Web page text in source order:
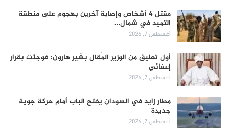
مقتل 4 أشخاص وإصابة آخرين بهجوم على منطقة
التميد في شمال…
أغسطس 7, 2026
أول تعليق من الوزير المُقال بشير هارون: فوجئت بقرار
إعفائي
أغسطس 7, 2026
مطار زايد في السودان يفتح الباب أمام حركة جوية
جديدة
أغسطس 7, 2026